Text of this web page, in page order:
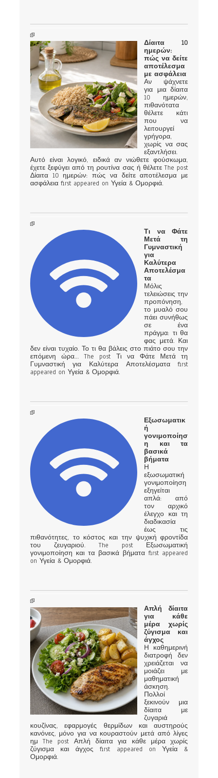
Δίαιτα 10
ημερών:
πώς να δείτε
αποτέλεσμα
με ασφάλεια
Αν ψάχνετε
για μια δίαιτα
10 ημερών,
πιθανότατα
θέλετε κάτι
που να
λειτουργεί
γρήγορα,
χωρίς να σας
εξαντλήσει.
Αυτό είναι λογικό, ειδικά αν νιώθετε φούσκωμα,
έχετε ξεφύγει από τη ρουτίνα σας ή θέλετε The post
Δίαιτα 10 ημερών: πώς να δείτε αποτέλεσμα με
ασφάλεια first appeared on Υγεία & Ομορφιά.
Τι να Φάτε
Μετά τη
Γυμναστική
για
Καλύτερα
Αποτελέσμα
τα
Μόλις
τελειώσεις την
προπόνηση,
το μυαλό σου
πάει συνήθως
σε ένα
πράγμα: τι θα
φας μετά. Και
δεν είναι τυχαίο. Το τι θα βάλεις στο πιάτο σου την
επόμενη ώρα… The post Τι να Φάτε Μετά τη
Γυμναστική για Καλύτερα Αποτελέσματα first
appeared on Υγεία & Ομορφιά.
Εξωσωματικ
ή
γονιμοποίησ
η και τα
βασικά
βήματα
Η
εξωσωματική
γονιμοποίηση
εξηγείται
απλά: από
τον αρχικό
έλεγχο και τη
διαδικασία
έως τις
πιθανότητες, το κόστος και την ψυχική φροντίδα
του ζευγαριού. The post Εξωσωματική
γονιμοποίηση και τα βασικά βήματα first appeared
on Υγεία & Ομορφιά.
Απλή δίαιτα
για κάθε
μέρα χωρίς
ζύγισμα και
άγχος
Η καθημερινή
διατροφή δεν
χρειάζεται να
μοιάζει με
μαθηματική
άσκηση.
Πολλοί
ξεκινούν μια
δίαιτα με
ζυγαριά
κουζίνας, εφαρμογές θερμίδων και αυστηρούς
κανόνες, μόνο για να κουραστούν μετά από λίγες
ημ The post Απλή δίαιτα για κάθε μέρα χωρίς
ζύγισμα και άγχος first appeared on Υγεία &
Ομορφιά.